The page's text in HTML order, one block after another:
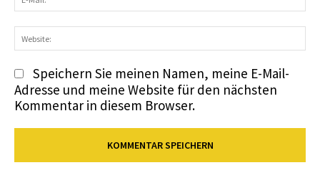
Speichern Sie meinen Namen, meine E-Mail-
Adresse und meine Website für den nächsten
Kommentar in diesem Browser.